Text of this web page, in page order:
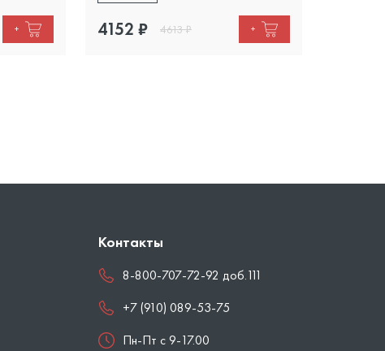
+ 4152 ₽ 4613₽ +
Контакты
8-800-707-72-92 доб.111
+7 (910) 089-53-75
Пн-Пт с 9-17.00